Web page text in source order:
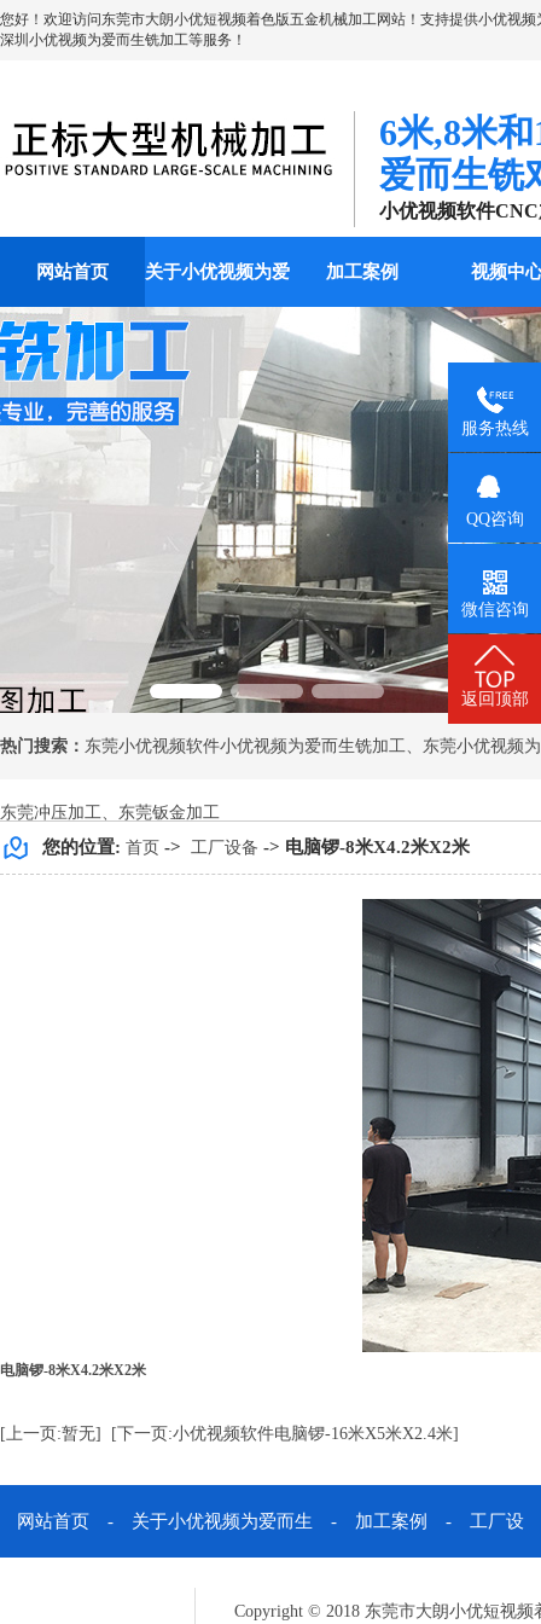
您好！欢迎访问 东莞市大朗小优短视频着色版五金机械加工网站！支持提供小优视
深圳小优视频为爱而生铣加工等服务！
6米,8米
爱而生铣
小优视频软件
网站首页 关于小优视频为爱 加工案例 视频中
热门搜索： 东莞小优视频软件小优视频为爱而生铣加工、 东莞小优视频
东莞冲压加工、 东莞钣金加工
您的位置: 首页 -> 工厂设备 -> 电脑锣-8米X4.2米X2米
电脑锣-8米X4.2米X2米
[上一页:暂无] [下一页:小优视频软件电脑锣-16米X5米X2.4米]
网站首页 - 关于小优视频为爱而生 - 加工案例 - 工厂设
技术支持
Copyright © 2018 东莞市大朗小优短视
服务热线
QQ咨询
微信咨询
返回顶部